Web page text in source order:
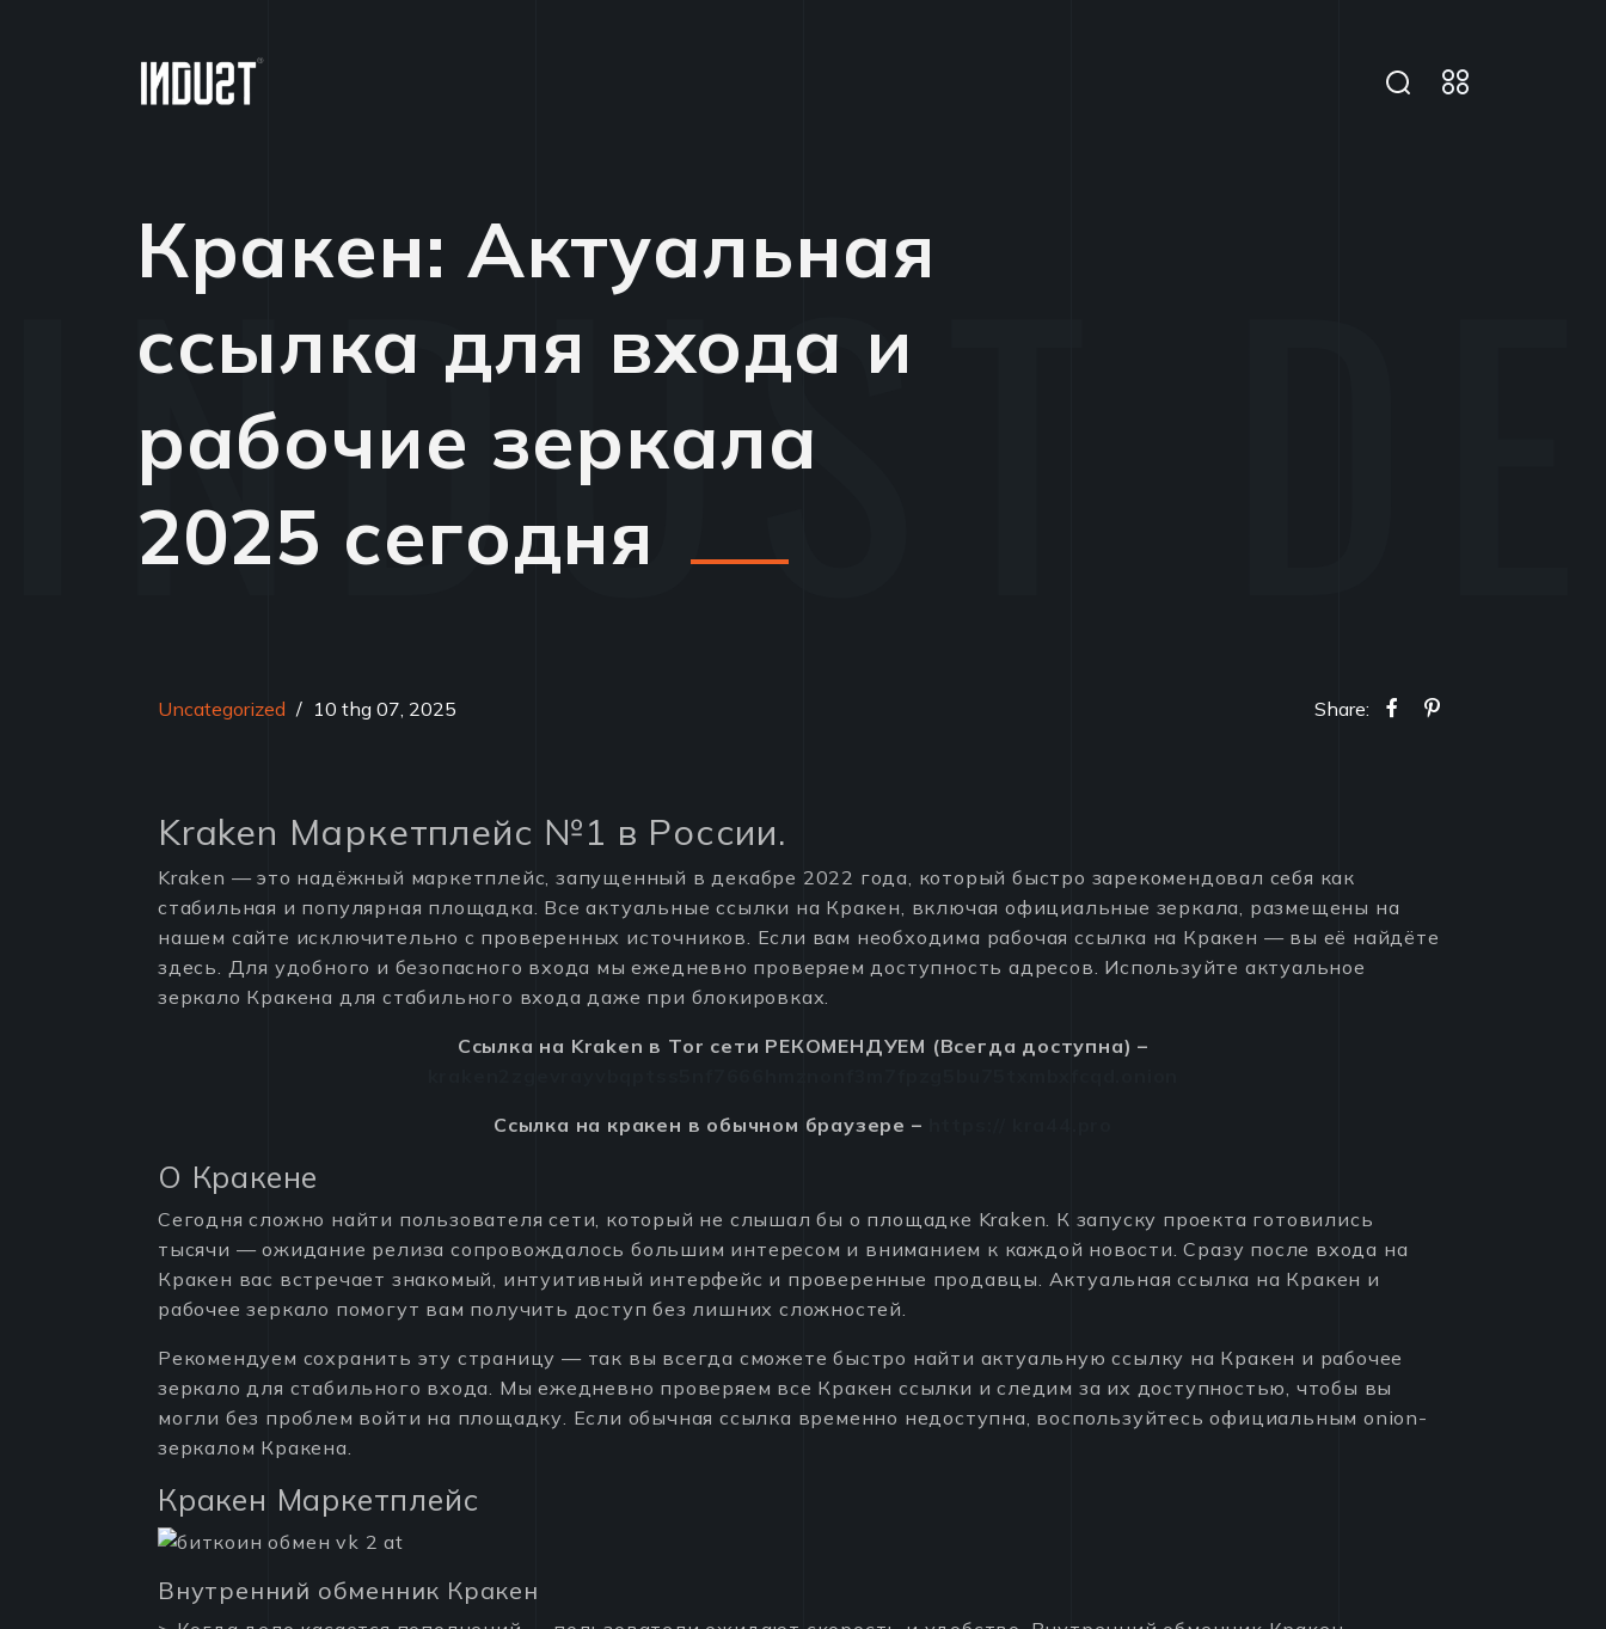
Кракен: Актуальная
ссылка для входа и
рабочие зеркала
2025 сегодня
Uncategorized / 10 thg 07, 2025 Share:
Kraken Маркетплейс №1 в России.
Kraken — это надёжный маркетплейс, запущенный в декабре 2022 года, который быстро зарекомендовал себя как
стабильная и популярная площадка. Все актуальные ссылки на Кракен, включая официальные зеркала, размещены на
нашем сайте исключительно с проверенных источников. Если вам необходима рабочая ссылка на Кракен — вы её найдёте
здесь. Для удобного и безопасного входа мы ежедневно проверяем доступность адресов. Используйте актуальное
зеркало Кракена для стабильного входа даже при блокировках.
Ссылка на Kraken в Tor сети РЕКОМЕНДУЕМ (Всегда доступна) –
Ссылка на кракен в обычном браузере –
О Кракене
Сегодня сложно найти пользователя сети, который не слышал бы о площадке Kraken. К запуску проекта готовились
тысячи — ожидание релиза сопровождалось большим интересом и вниманием к каждой новости. Сразу после входа на
Кракен вас встречает знакомый, интуитивный интерфейс и проверенные продавцы. Актуальная ссылка на Кракен и
рабочее зеркало помогут вам получить доступ без лишних сложностей.
Рекомендуем сохранить эту страницу — так вы всегда сможете быстро найти актуальную ссылку на Кракен и рабочее
зеркало для стабильного входа. Мы ежедневно проверяем все Кракен ссылки и следим за их доступностью, чтобы вы
могли без проблем войти на площадку. Если обычная ссылка временно недоступна, воспользуйтесь официальным onion-
зеркалом Кракена.
Кракен Маркетплейс
Внутренний обменник Кракен